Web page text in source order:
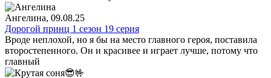
Ангелина, 09.08.25
Дорогой принц 1 сезон 19 серия
Вроде неплохой, но я бы на место главного героя, поставила
второстепенного. Он и красивее и играет лучше, потому что
главный